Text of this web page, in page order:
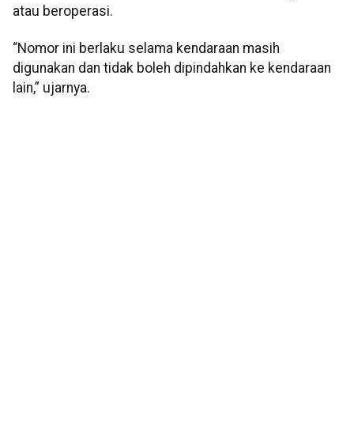
atau beroperasi.
“Nomor ini berlaku selama kendaraan masih
digunakan dan tidak boleh dipindahkan ke kendaraan
lain,” ujarnya.